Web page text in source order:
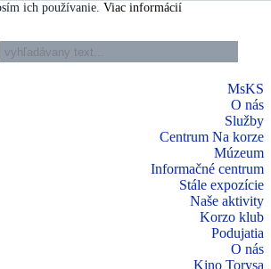
ich používanie. Viac informácií
MsKS
O nás
Služby
Centrum Na korze
Múzeum
Informačné centrum
Stále expozície
Naše aktivity
Korzo klub
Podujatia
O nás
Kino Torysa